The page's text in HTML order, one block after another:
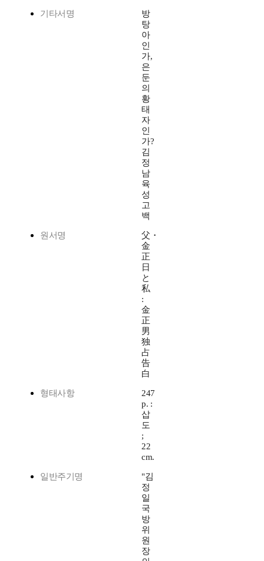
기타서명
방
탕
아
인
가,
은
둔
의
황
태
자
인
가?
김
정
남
육
성
고
백
원서명
父・
金
正
日
と
私
:
金
正
男
独
占
告
白
형태사항
247
p. :
삽
도
;
22
cm.
일반주기명
"김
정
일
국
방
위
원
장